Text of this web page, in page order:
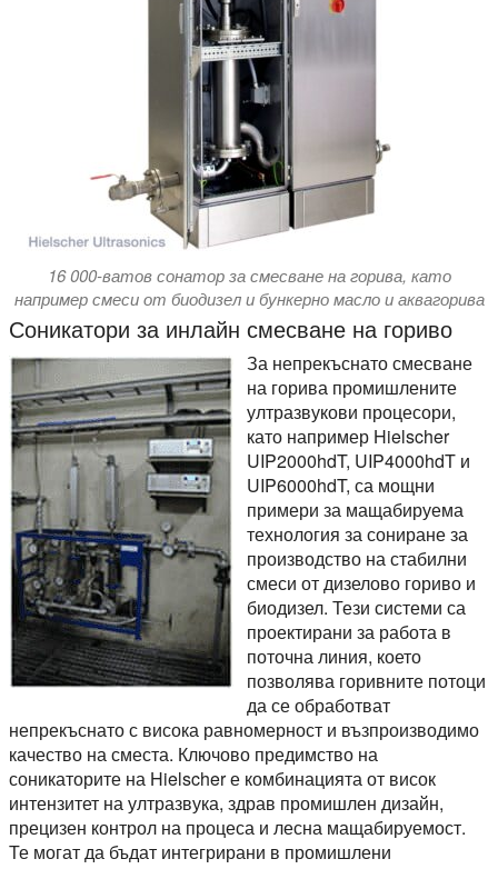
16 000-ватов сонатор за смесване на горива, като
например смеси от биодизел и бункерно масло и аквагорива
Соникатори за инлайн смесване на гориво
За непрекъснато смесване
на горива промишлените
ултразвукови процесори,
като например Hielscher
UIP2000hdT, UIP4000hdT и
UIP6000hdT, са мощни
примери за мащабируема
технология за сониране за
производство на стабилни
смеси от дизелово гориво и
биодизел. Тези системи са
проектирани за работа в
поточна линия, което
позволява горивните потоци
да се обработват
непрекъснато с висока равномерност и възпроизводимо
качество на сместа. Ключово предимство на
соникаторите на Hielscher е комбинацията от висок
интензитет на ултразвука, здрав промишлен дизайн,
прецизен контрол на процеса и лесна мащабируемост.
Те могат да бъдат интегрирани в промишлени